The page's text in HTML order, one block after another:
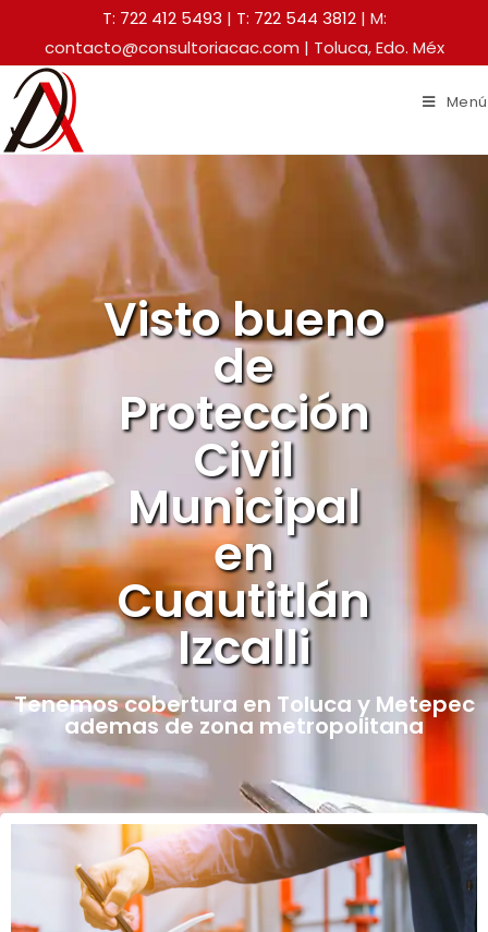
T: 722 412 5493 | T: 722 544 3812| M:
contacto@consultoriacac.com | Toluca, Edo. Méx
Menú
Visto bueno
de
Protección
Civil
Municipal
en
Cuautitlán
Izcalli
Tenemos cobertura en Toluca y Metepec
ademas de zona metropolitana